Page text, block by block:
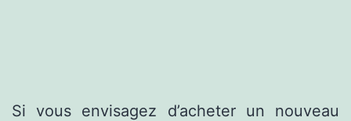
Si vous envisagez d’acheter un nouveau